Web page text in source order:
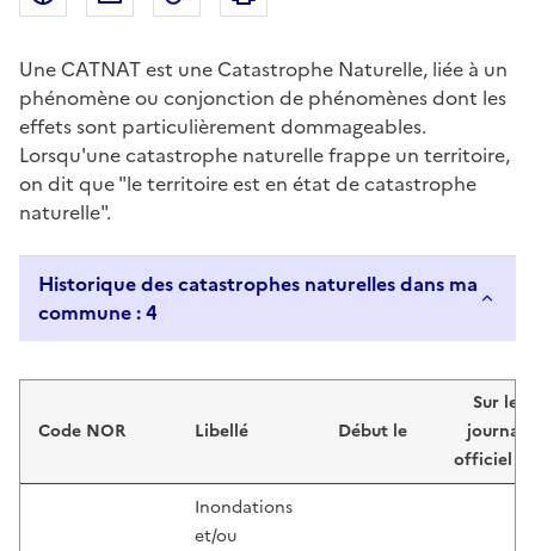
Une CATNAT est une Catastrophe Naturelle, liée à un
phénomène ou conjonction de phénomènes dont les
effets sont particulièrement dommageables.
Lorsqu'une catastrophe naturelle frappe un territoire,
on dit que "le territoire est en état de catastrophe
naturelle".
Historique des catastrophes naturelles dans ma
commune : 4
Code NOR Libellé Début le
Sur le
journal
officiel
Inondations
et/ou